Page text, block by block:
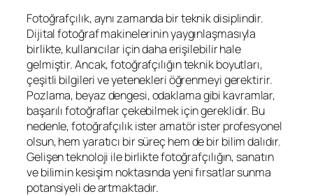
Fotoğrafçılık, aynı zamanda bir teknik disiplindir.
Dijital fotoğraf makinelerinin yaygınlaşmasıyla
birlikte, kullanıcılar için daha erişilebilir hale
gelmiştir. Ancak, fotoğrafçılığın teknik boyutları,
çeşitli bilgileri ve yetenekleri öğrenmeyi gerektirir.
Pozlama, beyaz dengesi, odaklama gibi kavramlar,
başarılı fotoğraflar çekebilmek için gereklidir. Bu
nedenle, fotoğrafçılık ister amatör ister profesyonel
olsun, hem yaratıcı bir süreç hem de bir bilim dalıdır.
Gelişen teknoloji ile birlikte fotoğrafçılığın, sanatın
ve bilimin kesişim noktasında yeni fırsatlar sunma
potansiyeli de artmaktadır.